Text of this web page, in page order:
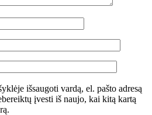
išsaugoti vardą, el. pašto adresą
įvesti iš naujo, kai kitą kartą